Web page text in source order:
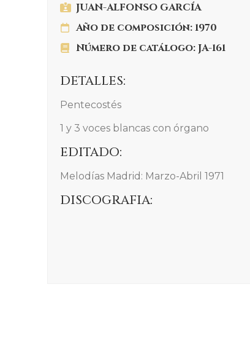
JUAN-ALFONSO GARCÍA
Año de composición: 1970
Número de catálogo: JA-161
DETALLES:
Pentecostés
1 y 3 voces blancas con órgano
EDITADO:
Melodías Madrid: Marzo-Abril 1971
DISCOGRAFIA: